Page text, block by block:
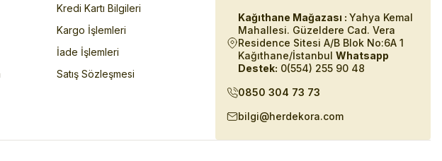
Kredi Kartı Bilgileri
Kargo İşlemleri
İade İşlemleri
Satış Sözleşmesi
Kağıthane Mağazası : Yahya Kemal
Mahallesi. Güzeldere Cad. Vera
Residence Sitesi A/B Blok No:6A 1
Kağıthane/İstanbul Whatsapp
Destek: 0(554) 255 90 48
0850 304 73 73
bilgi@herdekora.com